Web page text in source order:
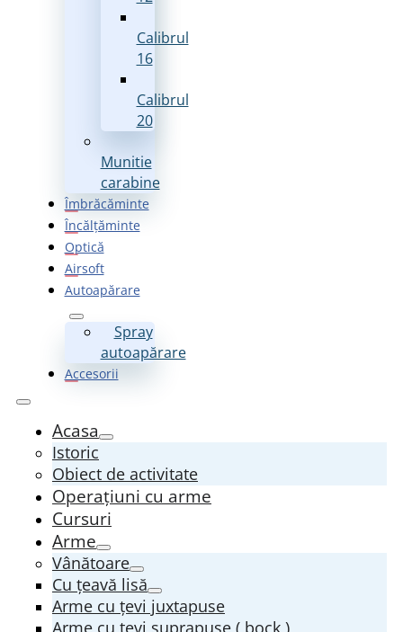
Calibrul
16
Calibrul
20
Munitie
carabine
Îmbrăcăminte
Încălțăminte
Optică
Airsoft
Autoapărare
Spray
autoapărare
Accesorii
Acasa
Istoric
Obiect de activitate
Operațiuni cu arme
Cursuri
Arme
Vânătoare
Cu țeavă lisă
Arme cu țevi juxtapuse
Arme cu țevi suprapuse ( bock )